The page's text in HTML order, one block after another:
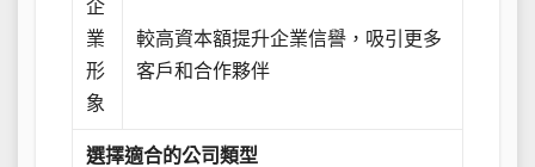
企
業
形
象
較高資本額提升企業信譽，吸引更多
客戶和合作夥伴
選擇適合的公司類型